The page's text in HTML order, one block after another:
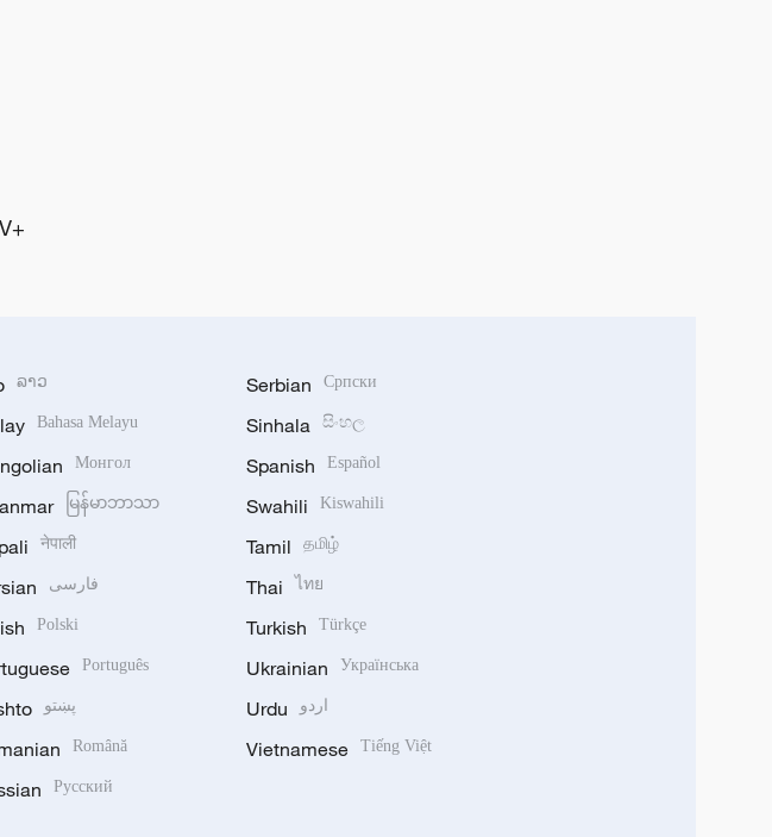
ລາວ
Bahasa Melayu
Монгол
မြန်မာဘာသာ
नेपाली
فارسی
Polski
Português
پښتو
Română
Русский
Serbian Српски
Sinhala සිංහල
Spanish Español
Swahili Kiswahili
Tamil தமிழ்
Thai ไทย
Turkish Türkçe
Ukrainian Українська
Urdu اردو
Vietnamese Tiếng Việt